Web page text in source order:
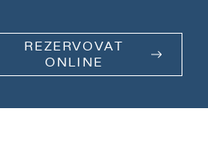
REZERVOVAT
ONLINE